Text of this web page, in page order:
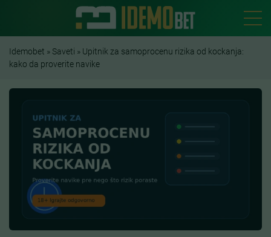
Idemobet » Saveti » Upitnik za samoprocenu rizika od kockanja:
kako da proverite navike